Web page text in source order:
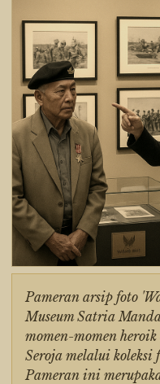
Pameran arsip foto
Museum Satria
momen-momen
Seroja melalui
Pameran ini